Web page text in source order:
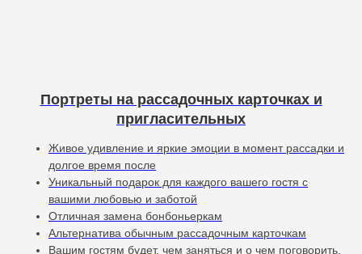
Портреты на рассадочных карточках и
пригласительных
Живое удивление и яркие эмоции в момент рассадки и
долгое время после
Уникальный подарок для каждого вашего гостя с
вашими любовью и заботой
Отличная замена бонбоньеркам
Альтернатива обычным рассадочным карточкам
Вашим гостям будет, чем заняться и о чем поговорить,